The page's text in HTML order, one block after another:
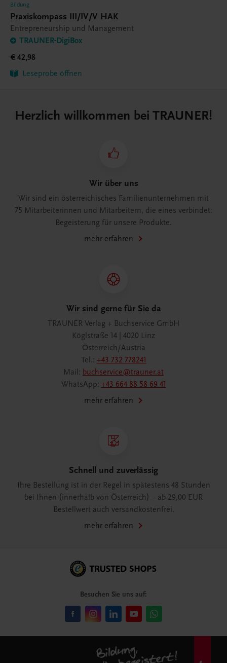
Bildung
Praxiskompass III/IV/V HAK
Entrepreneurship und Management
TRAUNER-DigiBox
€ 42,98
Leseprobe öffnen
Herzlich willkommen bei TRAUNER!
Wir über uns
Wir sind ein österreichisches Familienunternehmen mit
75 Mitarbeiterinnen und Mitarbeitern, die eines verbindet:
Begeisterung für unsere Produkte.
mehr erfahren
Wir sind gerne für Sie da
TRAUNER Verlag + Buchservice GmbH
Köglstraße 14 | 4020 Linz
Österreich/Austria
Tel.: +43 732 778241
Mail: buchservice@trauner.at
WhatsApp: +43 664 88 58 69 41
mehr erfahren
Schnell und zuverlässig
Ihre Bestellung ist in der Regel in spätestens 48 Stunden
bei Ihnen (innerhalb von Österreich) – ab 29,00 EUR
Bestellwert auch versandkostenfrei.
mehr erfahren
Besuchen Sie uns auf: